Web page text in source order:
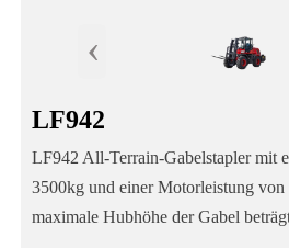
‹
LF942
LF942 All-Terrain-Gabelstapler mit
3500kg und einer Motorleistung
maximale Hubhöhe der Gabel